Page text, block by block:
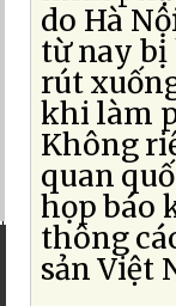
do Hà
từ nay bị
rút
khi làm
Không
quan
họp báo
thông
sản Việt